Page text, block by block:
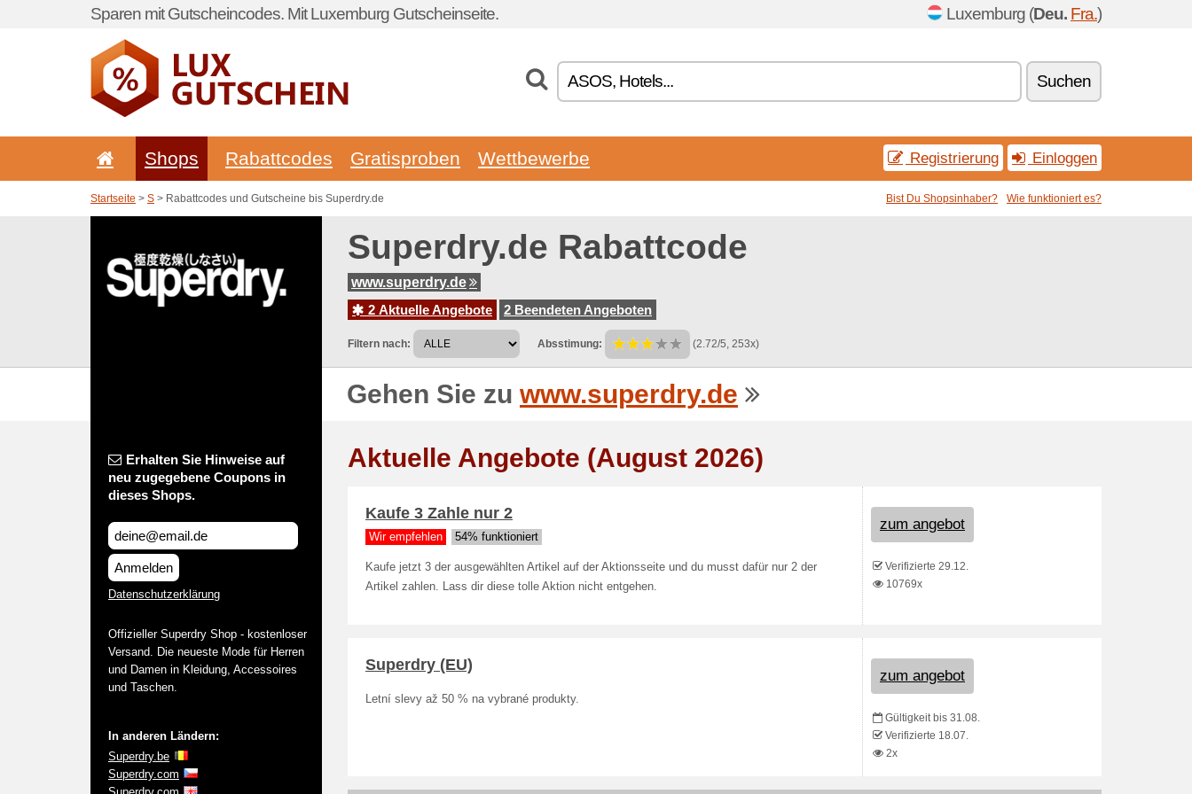
Sparen mit Gutscheincodes. Mit Luxemburg Gutscheinseite. Luxemburg (Deu. Fra.)
Suchen
Shops Rabattcodes Gratisproben Wettbewerbe Registrierung Einloggen
Startseite > S > Rabattcodes und Gutscheine bis Superdry.de Bist Du Shopsinhaber? Wie funktioniert es?
Superdry.de Rabattcode
www.superdry.de
2 Aktuelle Angebote
2 Beendeten Angeboten
Filtern nach: Absstimung: (2.72/5, 253x)
Gehen Sie zu www.superdry.de
Erhalten Sie Hinweise auf
neu zugegebene Coupons in
dieses Shops.
Anmelden
Datenschutzerklärung
Offizieller Superdry Shop - kostenloser
Versand. Die neueste Mode für Herren
und Damen in Kleidung, Accessoires
und Taschen.
In anderen Ländern:
Superdry.be
Superdry.com
Aktuelle Angebote (August 2026)
Kaufe 3 Zahle nur 2
Wir empfehlen 54% funktioniert
Kaufe jetzt 3 der ausgewählten Artikel auf der Aktionsseite und du musst dafür nur 2 der
Artikel zahlen. Lass dir diese tolle Aktion nicht entgehen.
zum angebot
Verifizierte 29.12.
10769x
Superdry (EU)
Letní slevy až 50 % na vybrané produkty.
zum angebot
Gültigkeit bis 31.08.
Verifizierte 18.07.
2x